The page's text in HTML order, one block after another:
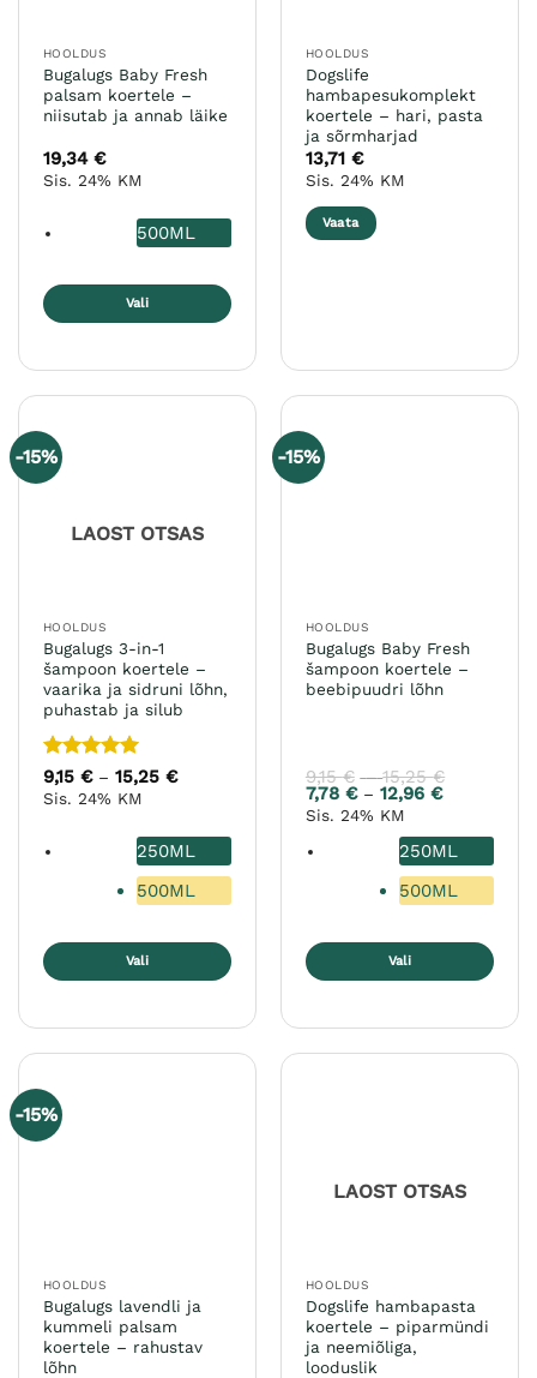
HOOLDUS
Bugalugs Baby Fresh
palsam koertele –
niisutab ja annab läike
19,34 €
Sis. 24% KM
500ML
Vali
varianti.
Valikuid
saab
tootelehel.
HOOLDUS
Dogslife
hambapesukomplekt
koertele – hari, pasta
ja sõrmharjad
13,71 €
Sis. 24% KM
Vaata
-15%
LAOST OTSAS
HOOLDUS
Bugalugs 3-in-1
šampoon koertele –
vaarika ja sidruni lõhn,
puhastab ja silub
Hinnanguga
5/ 5
9,15 € – 15,25 €Hinnavahemik:
Sis. 24% KM
250ML
500ML
Vali
varianti.
Valikuid
saab
-15%
HOOLDUS
Bugalugs Baby Fresh
šampoon koertele –
beebipuudri lõhn
9,15€ – 15,25€
7,78 € – 12,96 €
12,96 €
Sis. 24% KM
250ML
500ML
Vali
tootelehel.
-15%
HOOLDUS
Bugalugs lavendli ja
kummeli palsam
koertele – rahustav
lõhn
LAOST OTSAS
HOOLDUS
Dogslife hambapasta
koertele – piparmündi
ja neemiõliga,
looduslik